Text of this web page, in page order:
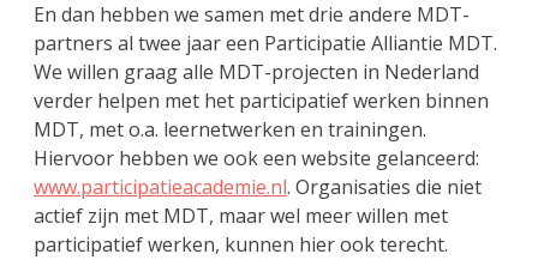
En dan hebben we samen met drie andere MDT-
partners al twee jaar een Participatie Alliantie MDT.
We willen graag alle MDT-projecten in Nederland
verder helpen met het participatief werken binnen
MDT, met o.a. leernetwerken en trainingen.
Hiervoor hebben we ook een website gelanceerd:
www.participatieacademie.nl. Organisaties die niet
actief zijn met MDT, maar wel meer willen met
participatief werken, kunnen hier ook terecht.